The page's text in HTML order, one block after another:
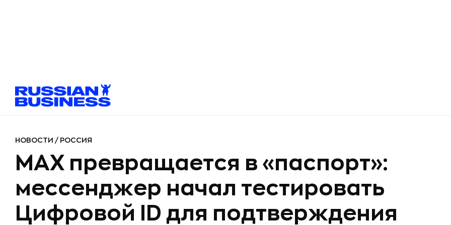
НОВОСТИ / РОССИЯ
MAX превращается в «паспорт»:
мессенджер начал тестировать
Цифровой ID для подтверждения